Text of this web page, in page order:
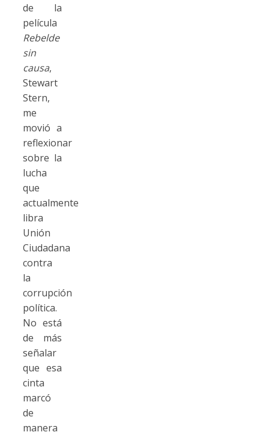
de la
película
Rebelde
sin
causa,
Stewart
Stern,
me
movió a
reflexionar
sobre la
lucha
que
actualmente
libra
Unión
Ciudadana
contra
la
corrupción
política.
No está
de más
señalar
que esa
cinta
marcó
de
manera